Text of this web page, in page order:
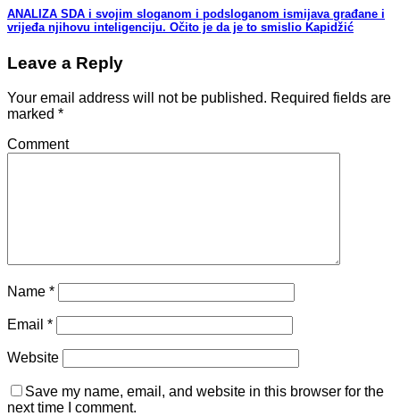
ANALIZA SDA i svojim sloganom i podsloganom ismijava građane i
vrijeđa njihovu inteligenciju. Očito je da je to smislio Kapidžić
Leave a Reply
Your email address will not be published. Required fields are
marked *
Comment
Name *
Email *
Website
Save my name, email, and website in this browser for the
next time I comment.